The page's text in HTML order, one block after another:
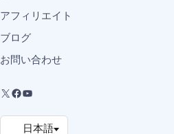
アフィリエイト
ブログ
お問い合わせ